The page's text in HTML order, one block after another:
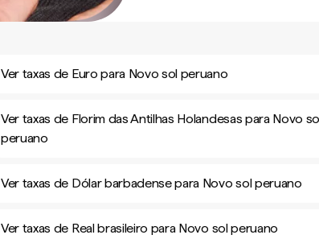
Ver taxas de Euro para Novo sol peruano
Ver taxas de Florim das Antilhas Holandesas para Novo
peruano
Ver taxas de Dólar barbadense para Novo sol peruano
Ver taxas de Real brasileiro para Novo sol peruano